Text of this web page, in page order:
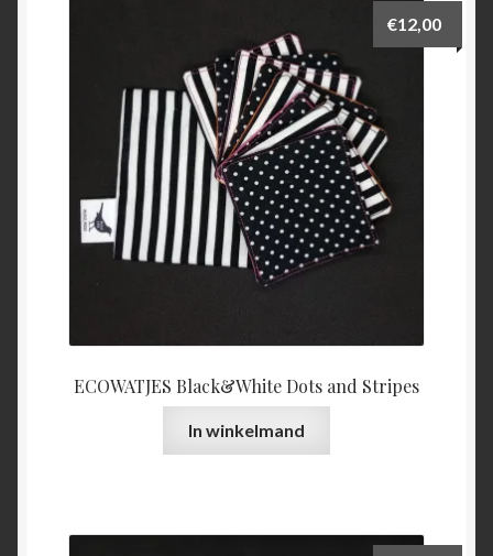
ECOWATJES Black&White Dots and Stripes
€12,00
In winkelmand